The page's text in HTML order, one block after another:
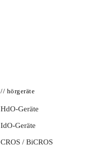
// hörgeräte
HdO-Geräte
IdO-Geräte
CROS / BiCROS